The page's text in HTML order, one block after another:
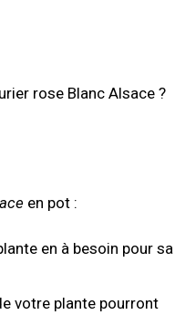
rose Blanc Alsace ?
en pot :
en à besoin pour sa
votre plante pourront